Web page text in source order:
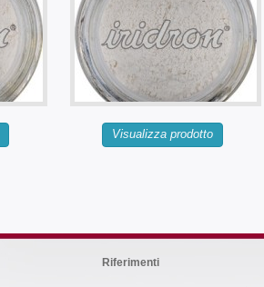
Visualizza prodotto
Riferimenti